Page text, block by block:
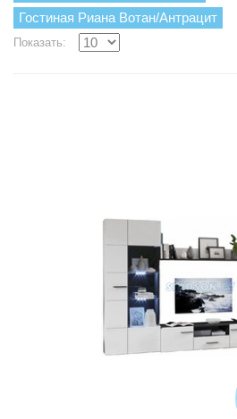
Гостиная Риана Вотан/Антрацит
Показать: